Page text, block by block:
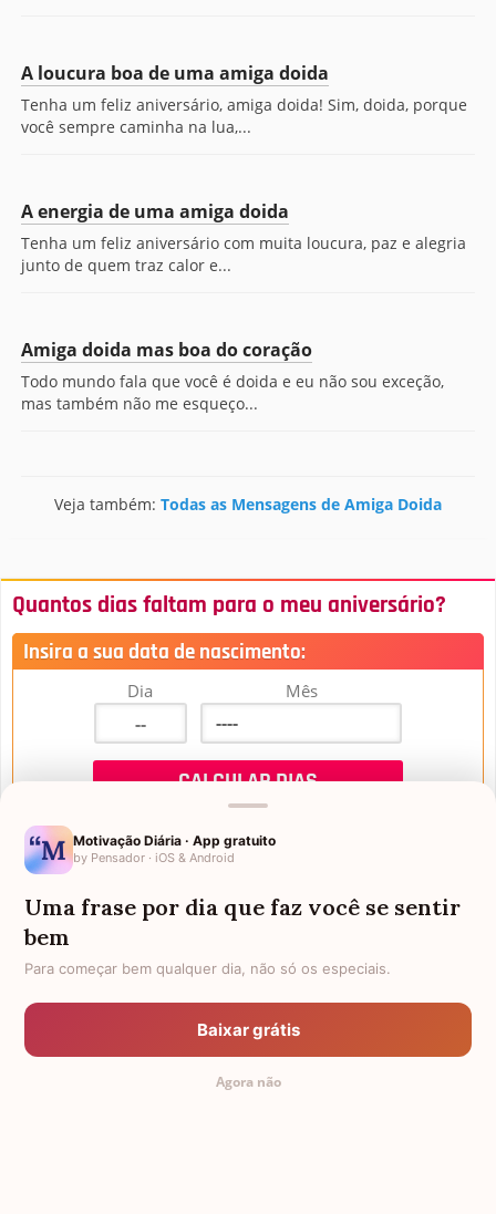
A loucura boa de uma amiga doida
Tenha um feliz aniversário, amiga doida! Sim, doida, porque
você sempre caminha na lua,...
A energia de uma amiga doida
Tenha um feliz aniversário com muita loucura, paz e alegria
junto de quem traz calor e...
Amiga doida mas boa do coração
Todo mundo fala que você é doida e eu não sou exceção,
mas também não me esqueço...
Veja também: Todas as Mensagens de Amiga Doida
Quantos dias faltam para o meu aniversário?
Insira a sua data de nascimento:
Dia Mês
Mensagens de Aniversário
FALTAM 3 DIAS PARA O MEU
ANIVERSÁRIO
Motivação Diária · App gratuito
by Pensador · iOS & Android
Uma frase por dia que faz você se sentir
bem
Para começar bem qualquer dia, não só os especiais.
Baixar grátis
Agora não